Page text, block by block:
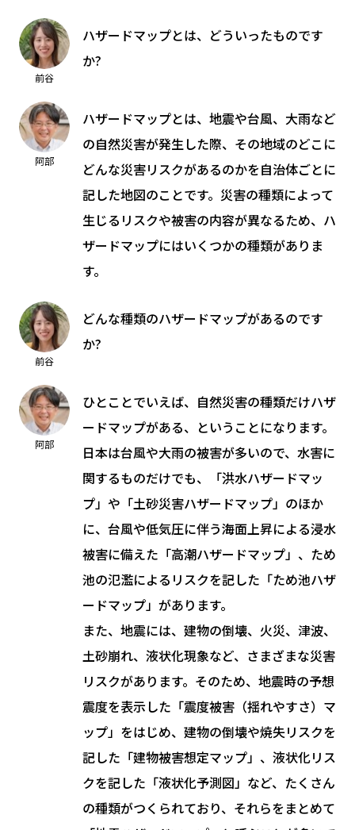
前谷
ハザードマップとは、どういったものです
か?
阿部
ハザードマップとは、地震や台風、大雨など
の自然災害が発生した際、その地域のどこに
どんな災害リスクがあるのかを自治体ごとに
記した地図のことです。災害の種類によって
生じるリスクや被害の内容が異なるため、ハ
ザードマップにはいくつかの種類がありま
す。
前谷
どんな種類のハザードマップがあるのです
か?
阿部
ひとことでいえば、自然災害の種類だけハザ
ードマップがある、ということになります。
日本は台風や大雨の被害が多いので、水害に
関するものだけでも、「洪水ハザードマッ
プ」や「土砂災害ハザードマップ」のほか
に、台風や低気圧に伴う海面上昇による浸水
被害に備えた「高潮ハザードマップ」、ため
池の氾濫によるリスクを記した「ため池ハザ
ードマップ」があります。
また、地震には、建物の倒壊、火災、津波、
土砂崩れ、液状化現象など、さまざまな災害
リスクがあります。そのため、地震時の予想
震度を表示した「震度被害（揺れやすさ）マ
ップ」をはじめ、建物の倒壊や焼失リスクを
記した「建物被害想定マップ」、液状化リス
クを記した「液状化予測図」など、たくさん
の種類がつくられており、それらをまとめて